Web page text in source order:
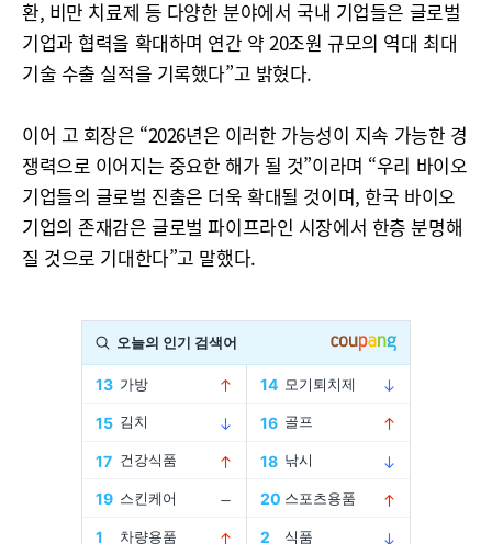
환, 비만 치료제 등 다양한 분야에서 국내 기업들은 글로벌
기업과 협력을 확대하며 연간 약 20조원 규모의 역대 최대
기술 수출 실적을 기록했다”고 밝혔다.
이어 고 회장은 “2026년은 이러한 가능성이 지속 가능한 경
쟁력으로 이어지는 중요한 해가 될 것”이라며 “우리 바이오
기업들의 글로벌 진출은 더욱 확대될 것이며, 한국 바이오
기업의 존재감은 글로벌 파이프라인 시장에서 한층 분명해
질 것으로 기대한다”고 말했다.